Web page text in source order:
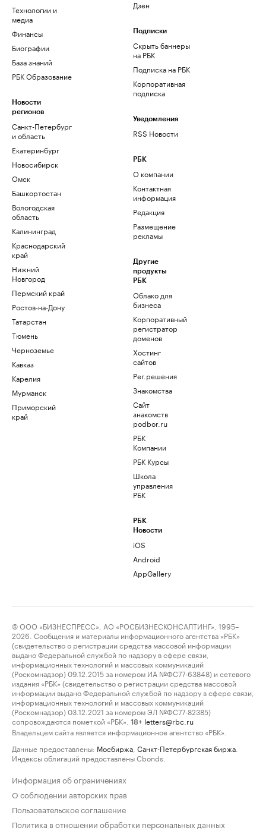
Технологии и
медиа
Финансы
Биографии
База знаний
РБК Образование
Новости
регионов
Санкт-Петербург
и область
Екатеринбург
Новосибирск
Омск
Башкортостан
Вологодская
область
Калининград
Краснодарский
край
Нижний
Новгород
Пермский край
Ростов-на-Дону
Татарстан
Тюмень
Черноземье
Кавказ
Карелия
Мурманск
Приморский
край
Дзен
Подписки
Скрыть баннеры
на РБК
Подписка на РБК
Корпоративная
подписка
Уведомления
RSS Новости
РБК
О компании
Контактная
информация
Редакция
Размещение
рекламы
Другие
продукты
РБК
Облако для
бизнеса
Корпоративный
регистратор
доменов
Хостинг
сайтов
Рег.решения
Знакомства
Сайт
знакомств
podbor.ru
РБК
Компании
РБК Курсы
Школа
управления
РБК
РБК
Новости
iOS
Android
AppGallery
© ООО «БИЗНЕСПРЕСС», АО «РОСБИЗНЕСКОНСАЛТИНГ», 1995–
2026. Сообщения и материалы информационного агентства «РБК»
(свидетельство о регистрации средства массовой информации
выдано Федеральной службой по надзору в сфере связи,
информационных технологий и массовых коммуникаций
(Роскомнадзор) 09.12.2015 за номером ИА №ФС77-63848) и сетевого
издания «РБК» (свидетельство о регистрации средства массовой
информации выдано Федеральной службой по надзору в сфере связи,
информационных технологий и массовых коммуникаций
(Роскомнадзор) 03.12.2021 за номером ЭЛ №ФС77-82385)
сопровождаются пометкой «РБК».
18+ letters@rbc.ru
Владельцем сайта является информационное агентство «РБК».
Данные предоставлены: Мосбиржа Санкт-Петербургская биржа
Индексы облигаций предоставлены Cbonds.
Информация об ограничениях
О соблюдении авторских прав
Пользовательское соглашение
Политика в отношении обработки персональных данных